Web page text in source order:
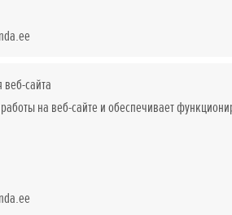
веб-сайта
на веб-сайте и обеспечивает